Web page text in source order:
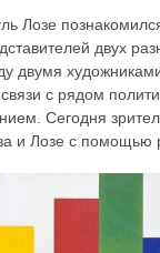
Лозе
двух
двумя
с рядом
Сегодня
и Лозе с помощью